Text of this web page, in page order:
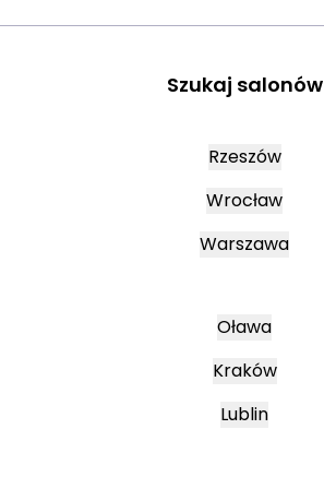
Szukaj salonów
Rzeszów
Wrocław
Warszawa
Oława
Kraków
Lublin